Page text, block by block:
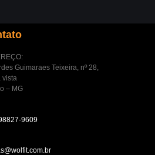
Guimaraes Teixeira, nº 28,
vista
– MG
9609